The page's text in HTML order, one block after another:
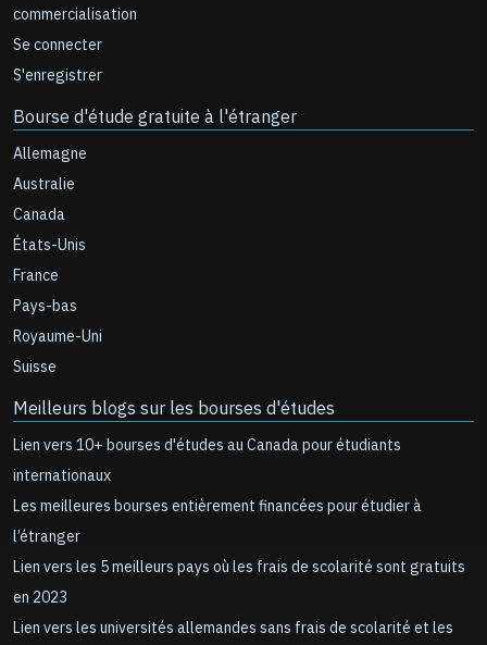
commercialisation
Se connecter
S'enregistrer
Bourse d'étude gratuite à l'étranger
Allemagne
Australie
Canada
États-Unis
France
Pays-bas
Royaume-Uni
Suisse
Meilleurs blogs sur les bourses d'études
Lien vers 10+ bourses d'études au Canada pour étudiants
internationaux
Les meilleures bourses entièrement financées pour étudier à
l’étranger
Lien vers les 5 meilleurs pays où les frais de scolarité sont gratuits
en 2023
Lien vers les universités allemandes sans frais de scolarité et les